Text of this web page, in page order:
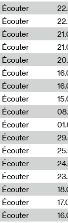
Écouter
Écouter
Écouter
Écouter
Écouter
Écouter
Écouter
Écouter
Écouter
Écouter
Écouter
Écouter
Écouter
Écouter
Écouter
Écouter
Écouter